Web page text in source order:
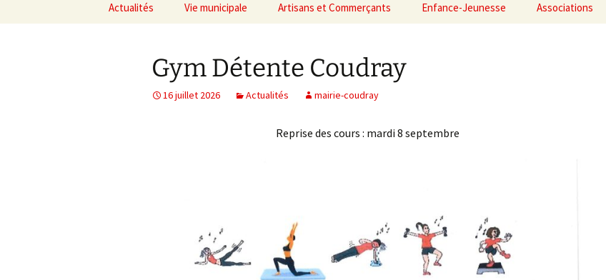
Actualités Vie municipale Artisans et Commerçants Enfance-Jeunesse Associations
Gym Détente Coudray
16 juillet 2026 Actualités mairie-coudray
Reprise des cours : mardi 8 septembre